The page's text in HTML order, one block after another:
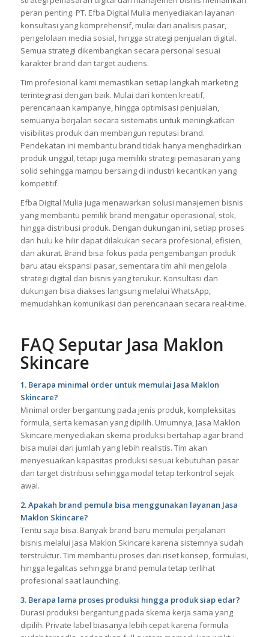
peran penting. PT. Efba Digital Mulia menyediakan layanan
konsultasi yang komprehensif, mulai dari analisis pasar,
pengelolaan media sosial, hingga strategi penjualan digital.
Semua strategi dikembangkan secara personal sesuai
karakter brand dan target audiens.
Tim profesional kami memastikan setiap langkah marketing
terintegrasi dengan baik. Mulai dari konten kreatif,
perencanaan kampanye, hingga optimisasi penjualan,
semuanya berjalan secara sistematis untuk meningkatkan
visibilitas produk dan membangun reputasi brand.
Pendekatan ini membantu brand tidak hanya menghadirkan
produk unggul, tetapi juga memiliki strategi pemasaran yang
solid sehingga mampu bersaing di industri kecantikan yang
kompetitif.
Efba Digital Mulia juga menawarkan solusi manajemen bisnis
yang membantu pemilik brand mengatur operasional, stok,
hingga distribusi produk. Dengan dukungan ini, setiap proses
dari hulu ke hilir dapat dilakukan secara profesional, efisien,
dan akurat. Brand bisa fokus pada pengembangan produk
baru atau ekspansi pasar, sementara tim ahli mengelola
strategi digital dan bisnis yang terukur. Konsultasi dan
dukungan bisa diakses langsung melalui WhatsApp,
memudahkan komunikasi dan perencanaan secara real-time.
FAQ Seputar Jasa Maklon
Skincare
1. Berapa minimal order untuk memulai Jasa Maklon
Skincare?
Minimal order bergantung pada jenis produk, kompleksitas
formula, serta kemasan yang dipilih. Umumnya, Jasa Maklon
Skincare menyediakan skema produksi bertahap agar brand
bisa mulai dari jumlah yang lebih realistis. Tim akan
menyesuaikan kapasitas produksi sesuai kebutuhan pasar
dan target distribusi sehingga modal tetap terkontrol sejak
awal.
2. Apakah brand pemula bisa menggunakan layanan Jasa
Maklon Skincare?
Tentu saja bisa. Banyak brand baru memulai perjalanan
bisnis melalui Jasa Maklon Skincare karena sistemnya sudah
terstruktur. Tim membantu proses dari riset konsep, formulasi,
hingga legalitas sehingga brand pemula tetap terlihat
profesional saat launching.
3. Berapa lama proses produksi hingga produk siap edar?
Durasi produksi bergantung pada skema kerja sama yang
dipilih. Private label biasanya lebih cepat karena formula